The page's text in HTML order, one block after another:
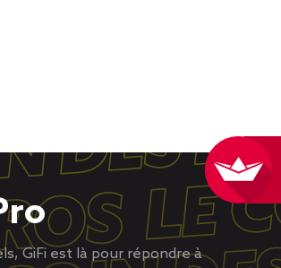
GiFi est là pour répondre à